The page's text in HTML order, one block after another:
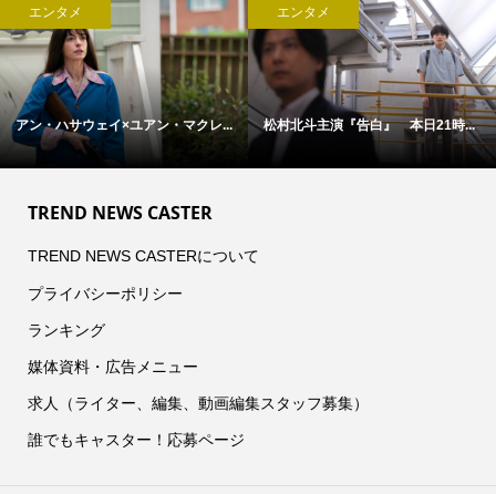
エンタメ
アン・ハサウェイ×ユアン・マクレ...
エンタメ
松村北斗主演『告白』 本日21時...
TREND NEWS CASTER
TREND NEWS CASTERについて
プライバシーポリシー
ランキング
媒体資料・広告メニュー
求人（ライター、編集、動画編集スタッフ募集）
誰でもキャスター！応募ページ